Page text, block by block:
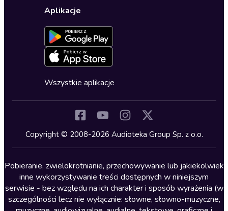
Dla młodzieży
Kryminały
Lektury szkolne
Literatura anglojęzyczna
Literatura faktu
Literatura obyczajowa
Ustawienia prywatności
Formularz zgłaszania nielegalnych treści
Deklaracja dostępności
Oferta dla firm i bibliotek
Dołącz do newslettera
Blog
Zapowiedzi
Cykle audiobooków
Aplikacje
Wszystkie aplikacje
Copyright © 2008-2026 Audioteka Group Sp. z o.o.
Pobieranie, zwielokrotnianie, przechowywanie lub jakiekolwiek
inne wykorzystywanie treści dostępnych w niniejszym
serwisie - bez względu na ich charakter i sposób wyrażenia (w
szczególności lecz nie wyłącznie: słowne, słowno-muzyczne,